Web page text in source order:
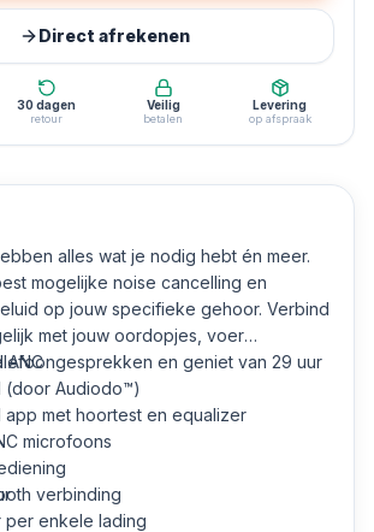
Direct afrekenen
30 dagen
retour
Veilig
betalen
Levering
op afspraak
alles wat je nodig hebt én meer.
mogelijke noise cancelling en
op jouw specifieke gehoor. Verbind
met jouw oordopjes, voer
en geniet van 29 uur
ANC
(door Audiodo™)
app met hoortest en equalizer
microfoons
verbinding
per enkele lading